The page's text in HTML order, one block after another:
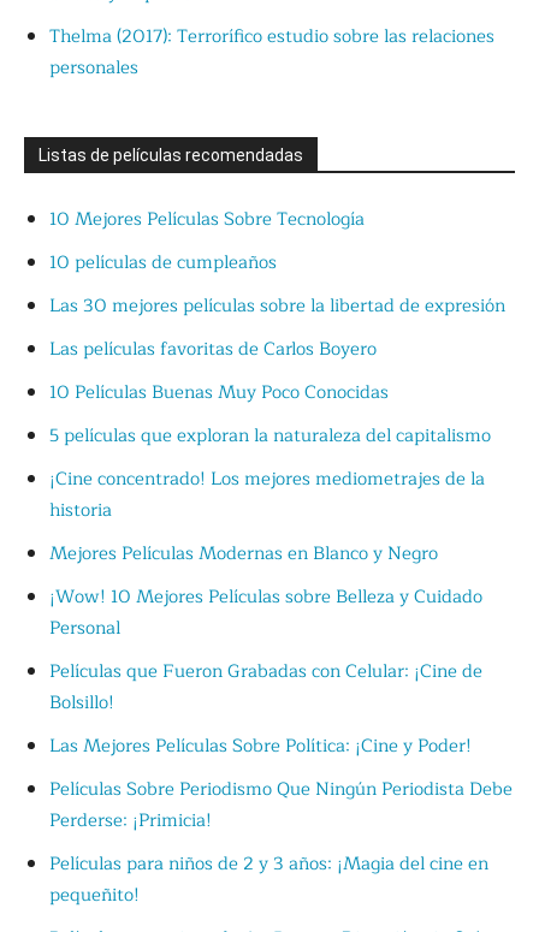
Thelma (2017): Terrorífico estudio sobre las relaciones
personales
Listas de películas recomendadas
10 Mejores Películas Sobre Tecnología
10 películas de cumpleaños
Las 30 mejores películas sobre la libertad de expresión
Las películas favoritas de Carlos Boyero
10 Películas Buenas Muy Poco Conocidas
5 películas que exploran la naturaleza del capitalismo
¡Cine concentrado! Los mejores mediometrajes de la
historia
Mejores Películas Modernas en Blanco y Negro
¡Wow! 10 Mejores Películas sobre Belleza y Cuidado
Personal
Películas que Fueron Grabadas con Celular: ¡Cine de
Bolsillo!
Las Mejores Películas Sobre Política: ¡Cine y Poder!
Películas Sobre Periodismo Que Ningún Periodista Debe
Perderse: ¡Primicia!
Películas para niños de 2 y 3 años: ¡Magia del cine en
pequeñito!